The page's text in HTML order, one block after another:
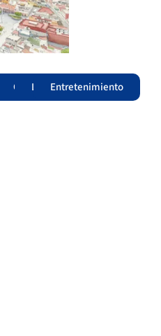
OpiniónLomitosEntretenimiento